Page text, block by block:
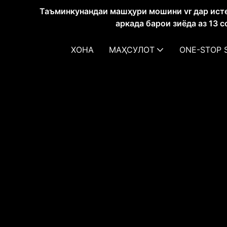
Таъминкунандаи машҳури мошини vr дар
аркада барои зиёда аз 13
ХОНА МАҲСУЛОТ ONE-STOP